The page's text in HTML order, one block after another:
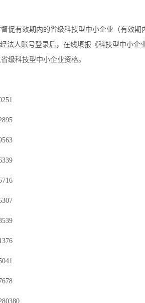
促有效期内的省级科技型中小企业（有效
法人账号登录后，在线填报《科技型中小企
级科技型中小企业资格。